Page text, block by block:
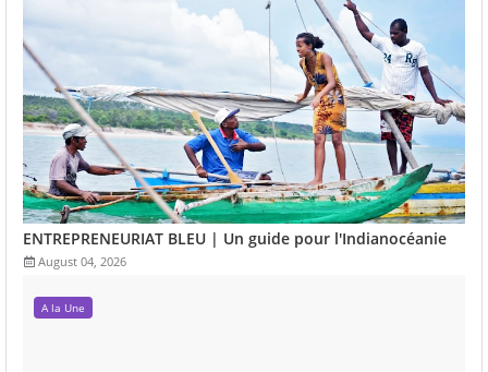
ENTREPRENEURIAT BLEU | Un guide pour l'Indianocéanie
August 04, 2026
A la Une